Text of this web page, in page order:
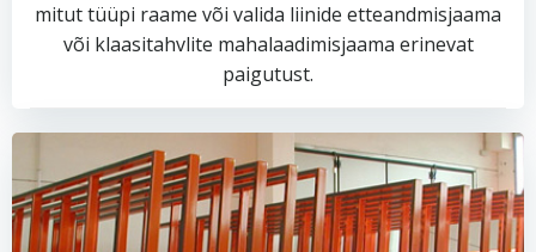
mitut tüüpi raame või valida liinide etteandmisjaama
või klaasitahvlite mahalaadimisjaama erinevat
paigutust.